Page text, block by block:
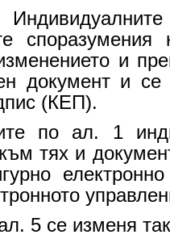
и
документ и
(КЕП).
по ал. 1
тях и
5 се изменя